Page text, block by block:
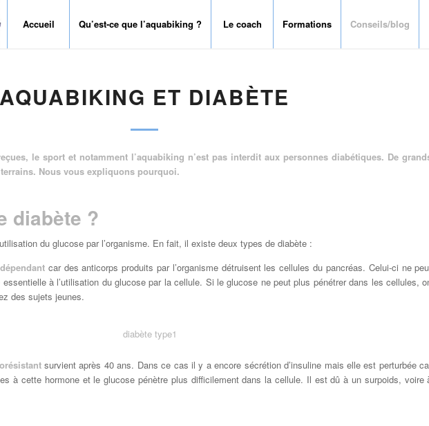
Accueil Qu’est-ce que l’aquabiking ? Le coach Formations Conseils/blog
AQUABIKING ET DIABÈTE
le sport et notamment l’aquabiking n’est pas interdit aux personnes diabétiques. De
Nous vous expliquons pourquoi.
diabète ?
du glucose par l’organisme. En fait, il existe deux types de diabète :
car des anticorps produits par l’organisme détruisent les cellules du pancréas. Celui-ci ne
essentielle à l’utilisation du glucose par la cellule. Si le glucose ne peut plus pénétrer dans les cellules,
des sujets jeunes.
survient après 40 ans. Dans ce cas il y a encore sécrétion d’insuline mais elle est perturbée
à cette hormone et le glucose pénètre plus difficilement dans la cellule. Il est dû à un surpoids, voire